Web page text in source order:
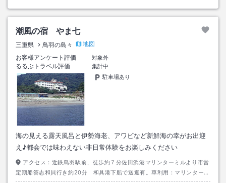
潮風の宿 やま七
三重県 鳥羽の島々
地図
お客様アンケート評価
対象外
るるぶトラベル評価
集計中
駐車場あり
海の見える露天風呂と伊勢海老、アワビなど新鮮海の幸がお出迎
え♪都会では味わえない非日常体験をお楽しみください
アクセス： 近鉄鳥羽駅前、徒歩約７分佐田浜港マリンターミルより市営
定期船答志和貝行き約20分 和具港下船で送迎有。車利用：マリンターミ